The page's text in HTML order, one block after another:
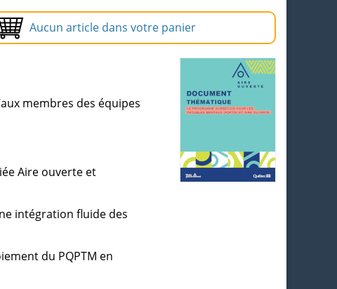
Aucun article dans votre panier
membres des équipes
Aire ouverte et
intégration fluide des
du PQPTM en